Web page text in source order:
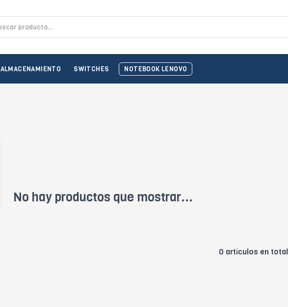
ALMACENAMIENTO SWITCHES NOTEBOOK LENOVO
No hay productos que mostrar...
0 artículos en total